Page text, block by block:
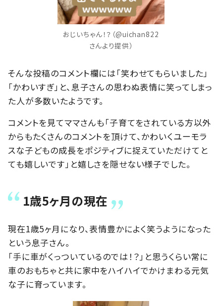
おじいちゃん！？（@uichan822
さんより提供）
そんな投稿のコメント欄には「笑わせてもらいました」
「かわいすぎ」と、息子さんの思わぬ表情に笑ってしまっ
た人が多数いたようです。
コメントを見てママさんも「子育てをされている方以外
からもたくさんのコメントを頂けて、かわいくユーモラ
スな子どもの成長をポジティブに捉えていただけてと
ても嬉しいです」と嬉しさを隠せない様子でした。
1歳5ヶ月の現在
現在1歳5ヶ月になり、表情豊かによく笑うようになった
という息子さん。
「手に車がくっついているのでは！？」と思うくらい常に
車のおもちゃと共に家中をハイハイでかけまわる元気
な子に育っています。